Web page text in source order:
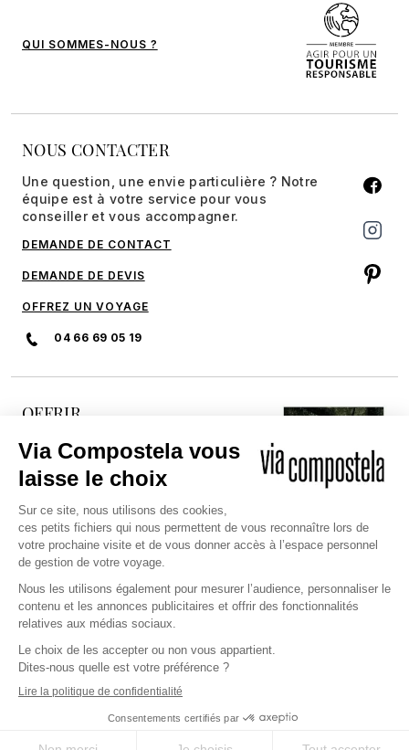
QUI SOMMES-NOUS ?
NOUS CONTACTER
Une question, une envie particulière ? Notre
équipe est à votre service pour vous
conseiller et vous accompagner.
DEMANDE DE CONTACT
DEMANDE DE DEVIS
OFFREZ UN VOYAGE
04 66 69 05 19
OFFRIR
DÉCOUVREZ NOTRE CARTE
CADEAU
Et offrez à un proche la possibilité
de réaliser son rêve sur les
chemins millénaires.
JE DÉCOUVRE
Copyright © 2026 Via Compostela
CGV et Assurance